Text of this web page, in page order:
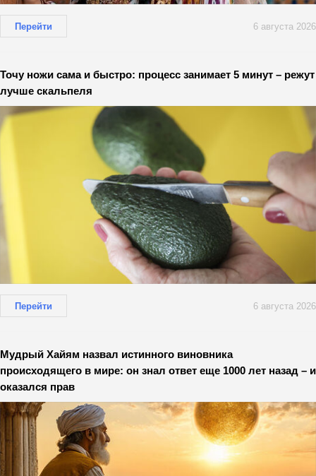
Перейти 6 августа 2026
Точу ножи сама и быстро: процесс занимает 5 минут – режут
лучше скальпеля
Перейти 6 августа 2026
Мудрый Хайям назвал истинного виновника
происходящего в мире: он знал ответ еще 1000 лет назад – и
оказался прав